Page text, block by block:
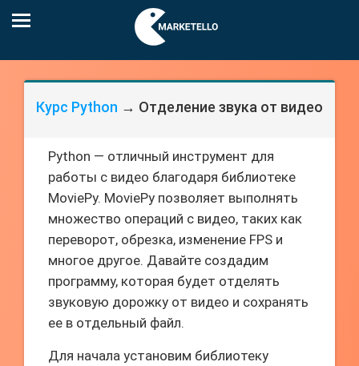
Курс Python → Отделение звука от видео
Python — отличный инструмент для
работы с видео благодаря библиотеке
MoviePy. MoviePy позволяет выполнять
множество операций с видео, таких как
переворот, обрезка, изменение FPS и
многое другое. Давайте создадим
программу, которая будет отделять
звуковую дорожку от видео и сохранять
ее в отдельный файл.
Для начала установим библиотеку